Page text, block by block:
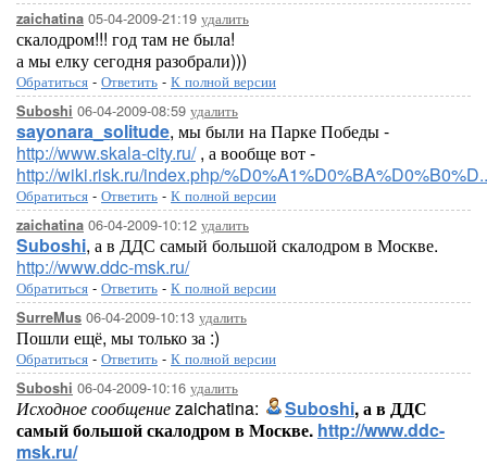
zaichatina 05-04-2009-21:19 удалить
скалодром!!! год там не была!
а мы елку сегодня разобрали)))
Обратиться - Ответить - К полной версии
Suboshi 06-04-2009-08:59 удалить
sayonara_solitude, мы были на Парке Победы -
http://www.skala-city.ru/, а вообще вот -
http://wiki.risk.ru/index.php/
Обратиться - Ответить - К полной версии
zaichatina 06-04-2009-10:12 удалить
Suboshi, а в ДДС самый большой скалодром в Москве.
http://www.ddc-msk.ru/
Обратиться - Ответить - К полной версии
SurreMus 06-04-2009-10:13 удалить
Пошли ещё, мы только за :)
Обратиться - Ответить - К полной версии
Suboshi 06-04-2009-10:16 удалить
Исходное сообщениеzaichatina: Suboshi, а в ДДС
самый большой скалодром в Москве. http://www.ddc-
msk.ru/